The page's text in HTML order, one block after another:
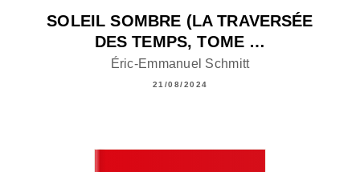
SOLEIL SOMBRE (LA TRAVERSÉE
DES TEMPS, TOME …
Éric-Emmanuel Schmitt
21/08/2024